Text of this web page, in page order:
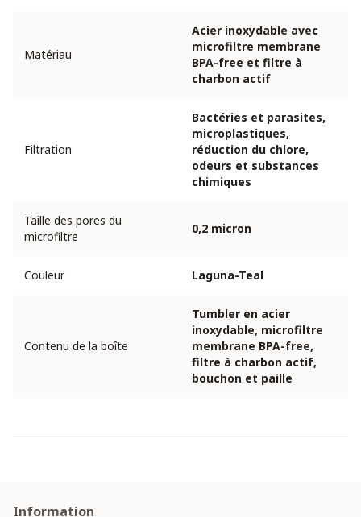
Matériau
Acier inoxydable avec
microfiltre membrane
BPA-free et filtre à
charbon actif
Filtration
Bactéries et parasites,
microplastiques,
réduction du chlore,
odeurs et substances
chimiques
Taille des pores du
microfiltre
0,2 micron
Couleur Laguna-Teal
Contenu de la boîte
Tumbler en acier
inoxydable, microfiltre
membrane BPA-free,
filtre à charbon actif,
bouchon et paille
Information